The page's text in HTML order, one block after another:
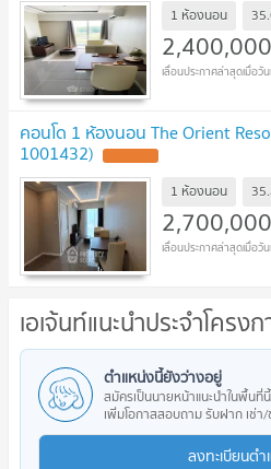
1 ห้องนอน
2,400,000
คอนโด 1 ห้องนอน The Orient
1001432)
1 ห้องนอน
2,700,000
เอเจ้นท์แนะนำประจำโครงก
ตำแหน่งนี้ยังว่างอยู่
สมัครเป็นนายหน้าแนะนำในพื้นที่นี้
เพิ่มโอกาสสอบถาม รับฝาก เช่
ลงทะเบียนต